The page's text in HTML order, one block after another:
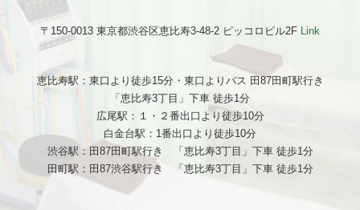
〒150-0013 東京都渋谷区恵比寿3-48-2 ピッコロビル2F Link
恵比寿駅：東口より徒歩15分・東口よりバス 田87田町駅行き
「恵比寿3丁目」下車 徒歩1分
広尾駅：１・２番出口より徒歩10分
白金台駅：1番出口より徒歩10分
渋谷駅：田87田町駅行き 「恵比寿3丁目」下車 徒歩1分
田町駅：田87渋谷駅行き 「恵比寿3丁目」下車 徒歩1分